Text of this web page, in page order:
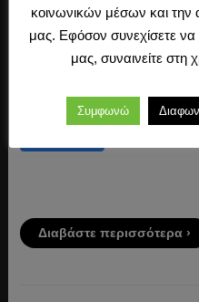
στα Διδακτικά – Ποιητικά
Επισημαίνω, ωστόσο, τον
αποδίδω στα νεοελληνικά,
εκκλησιαστικών γραφών.
Διαβάστε περισσότερα ›
κοινωνικών μέσων και την
μας. Εφόσον συνεχίσετε να
μας, συναινείτε
Συμφωνώ